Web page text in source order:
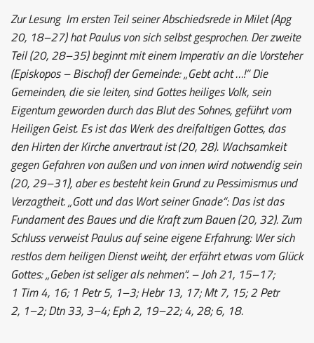
Zur LesungIm ersten Teil seiner Abschiedsrede in Milet (Apg
20, 18–27) hat Paulus von sich selbst gesprochen. Der zweite
Teil (20, 28–35) beginnt mit einem Imperativ an die Vorsteher
(Episkopos – Bischof) der Gemeinde: „Gebt acht …!“ Die
Gemeinden, die sie leiten, sind Gottes heiliges Volk, sein
Eigentum geworden durch das Blut des Sohnes, geführt vom
Heiligen Geist. Es ist das Werk des dreifaltigen Gottes, das
den Hirten der Kirche anvertraut ist (20, 28). Wachsamkeit
gegen Gefahren von außen und von innen wird notwendig sein
(20, 29–31), aber es besteht kein Grund zu Pessimismus und
Verzagtheit. „Gott und das Wort seiner Gnade“: Das ist das
Fundament des Baues und die Kraft zum Bauen (20, 32). Zum
Schluss verweist Paulus auf seine eigene Erfahrung: Wer sich
restlos dem heiligen Dienst weiht, der erfährt etwas vom Glück
Gottes: „Geben ist seliger als nehmen“. – Joh 21, 15–17;
1 Tim 4, 16; 1 Petr 5, 1–3; Hebr 13, 17; Mt 7, 15; 2 Petr
2, 1–2; Dtn 33, 3–4; Eph 2, 19–22; 4, 28; 6, 18.